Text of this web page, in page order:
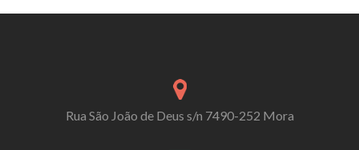
Rua São João de Deus s/n 7490-252 Mora